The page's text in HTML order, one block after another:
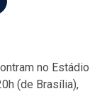
no Estádio
(de Brasília),